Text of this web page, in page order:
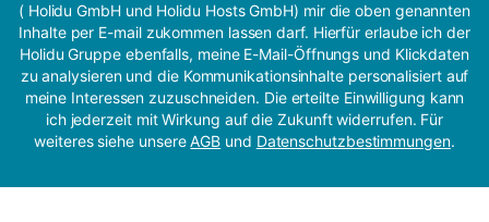
( Holidu GmbH und Holidu Hosts GmbH) mir die oben genannten
Inhalte per E-mail zukommen lassen darf. Hierfür erlaube ich der
Holidu Gruppe ebenfalls, meine E-Mail-Öffnungs und Klickdaten
zu analysieren und die Kommunikationsinhalte personalisiert auf
meine Interessen zuzuschneiden. Die erteilte Einwilligung kann
ich jederzeit mit Wirkung auf die Zukunft widerrufen. Für
weiteres siehe unsereAGB und Datenschutzbestimmungen.